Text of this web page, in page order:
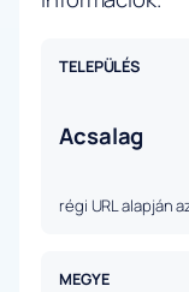
TELEPÜLÉS
Acsalag
régi URL alapján
MEGYE